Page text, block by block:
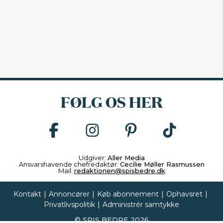
FØLG OS HER
Udgiver: Aller Media
Ansvarshavende chefredaktør: Cecilie Møller Rasmussen
Mail: redaktionen@spisbedre.dk
Kontakt | Annoncører | Køb abonnement | Ophavsret |
Privatlivspolitik | Administrér samtykke
©SPIS BEDRE2026